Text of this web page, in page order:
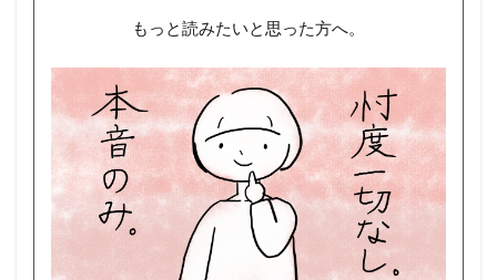
もっと読みたいと思った方へ。